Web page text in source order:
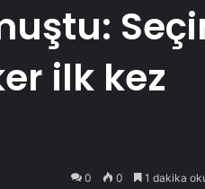
ilk kez
0 0 1 dakika